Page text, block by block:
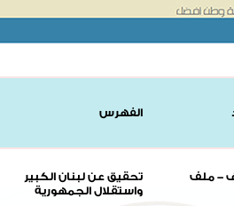
الفهرس
- ملف
تحقيق عن لبنان الكبير
واستقلال الجمهورية